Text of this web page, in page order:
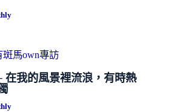
我的風景裡流浪，有時熱